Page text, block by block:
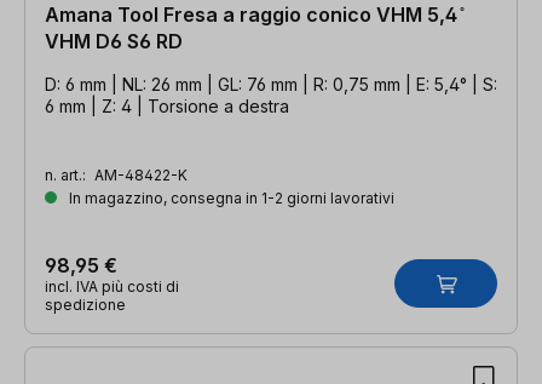
Amana Tool Fresa a raggio conico VHM 5,4 ̊
VHM D6 S6 RD
D: 6 mm | NL: 26 mm | GL: 76 mm | R: 0,75 mm | E: 5,4° | S:
6 mm | Z: 4 | Torsione a destra
n. art.: AM-48422-K
In magazzino, consegna in 1-2 giorni lavorativi
98,95 €
incl. IVA più costi di
spedizione